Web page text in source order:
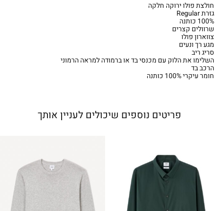
חולצת פולו ירוקה חלקה
גזרת Regular
100% כותנה
שרוולים קצרים
צווארון פולו
מגע רך ונעים
סריג ריב
השלימו את הלוק עם מכנסי בד או ברמודה למראה הרמוני
הרכב בד
חומר עיקרי 100% כותנה
פריטים נוספים שיכולים לעניין אותך